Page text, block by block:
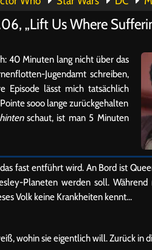
„Lift Us Where
40 Minuten lang nicht über das
Jugendamt schreiben,
Episode lässt mich tatsächlich
sooo lange zurückgehalten
hintenschaut, ist man 5 Minuten
fast entführt wird. An Bord ist
Planeten werden soll. Während
Volk keine Krankheiten kennt…
wohin sie eigentlich will. Zurück in